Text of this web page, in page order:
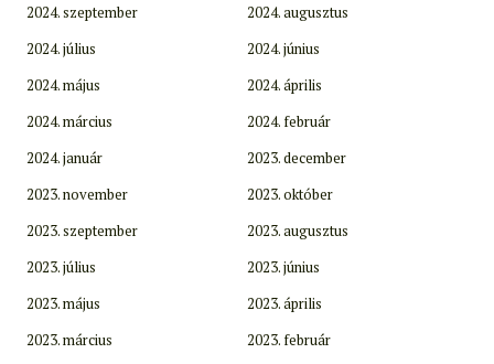
2024. szeptember
2024. augusztus
2024. július
2024. június
2024. május
2024. április
2024. március
2024. február
2024. január
2023. december
2023. november
2023. október
2023. szeptember
2023. augusztus
2023. július
2023. június
2023. május
2023. április
2023. március
2023. február